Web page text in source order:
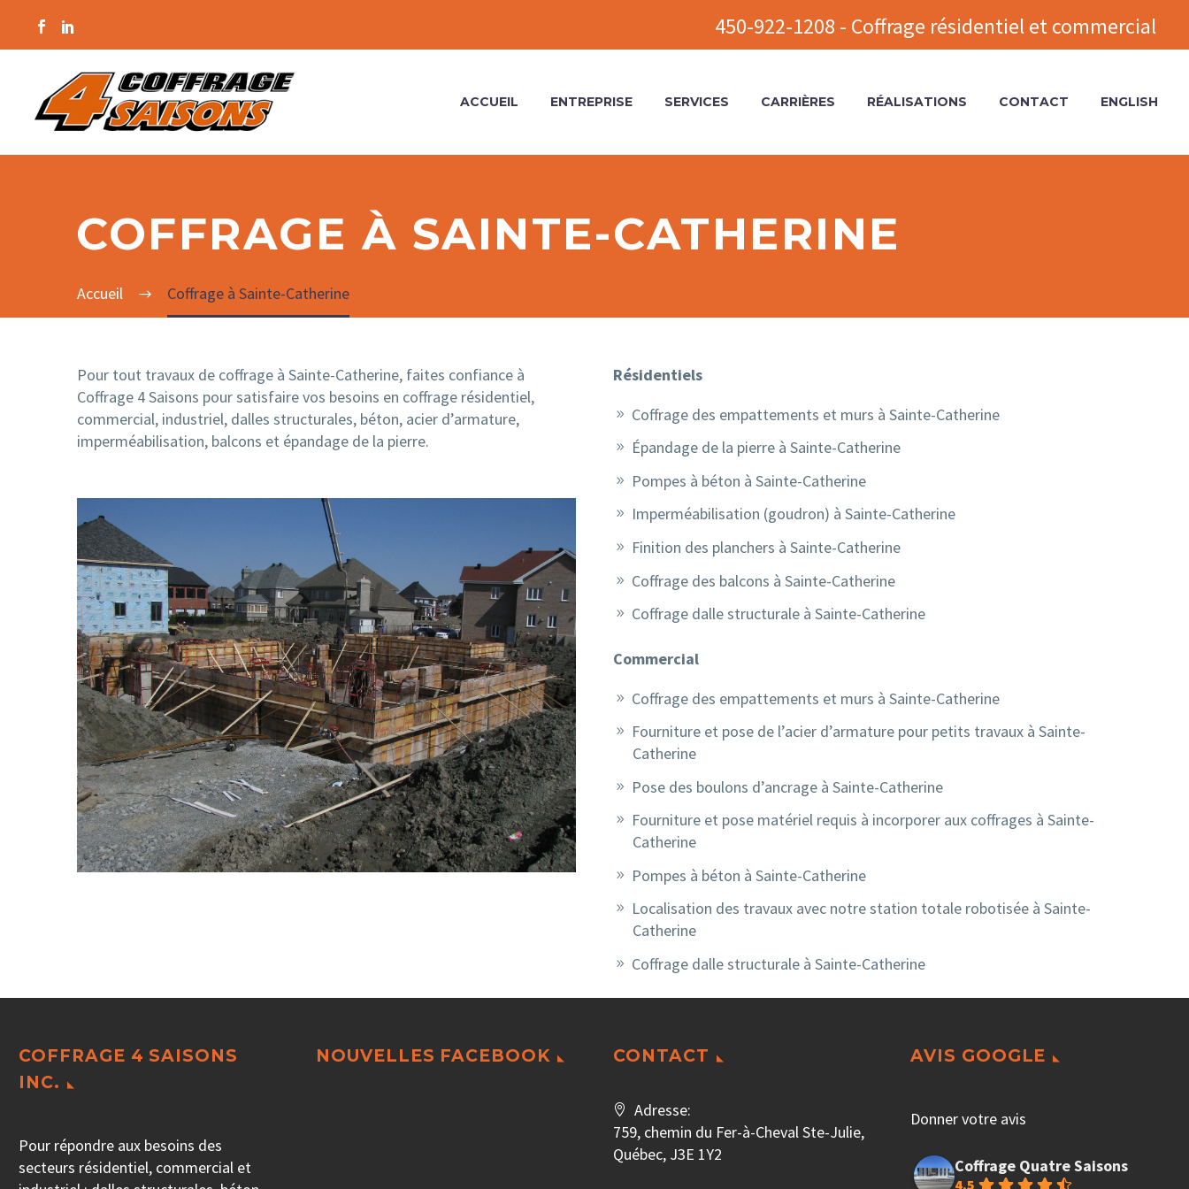
450-922-1208 - Coffrage résidentiel et commercial
ACCUEIL ENTREPRISE SERVICES CARRIÈRES RÉALISATIONS CONTACT ENGLISH
COFFRAGE À SAINTE-CATHERINE
Accueil Coffrage à Sainte-Catherine
Pour tout travaux de coffrage à Sainte-Catherine, faites confiance à
Coffrage 4 Saisons pour satisfaire vos besoins en coffrage résidentiel,
commercial, industriel, dalles structurales, béton, acier d’armature,
imperméabilisation, balcons et épandage de la pierre.
Résidentiels
Coffrage des empattements et murs à Sainte-Catherine
Épandage de la pierre à Sainte-Catherine
Pompes à béton à Sainte-Catherine
Imperméabilisation (goudron) à Sainte-Catherine
Finition des planchers à Sainte-Catherine
Coffrage des balcons à Sainte-Catherine
Coffrage dalle structurale à Sainte-Catherine
Commercial
Coffrage des empattements et murs à Sainte-Catherine
Fourniture et pose de l’acier d’armature pour petits travaux à Sainte-
Catherine
Pose des boulons d’ancrage à Sainte-Catherine
Fourniture et pose matériel requis à incorporer aux coffrages à Sainte-
Catherine
Pompes à béton à Sainte-Catherine
Localisation des travaux avec notre station totale robotisée à Sainte-
Catherine
Coffrage dalle structurale à Sainte-Catherine
COFFRAGE 4 SAISONS
INC.
Pour répondre aux besoins des
secteurs résidentiel, commercial et
NOUVELLES FACEBOOK CONTACT
Adresse:
759, chemin du Fer-à-Cheval Ste-Julie,
Québec, J3E 1Y2
AVIS GOOGLE
Donner votre avis
Coffrage Quatre Saisons
4.5